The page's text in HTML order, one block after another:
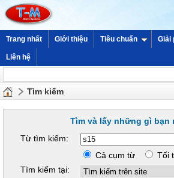
Trang nhất Giới thiệu Tiêu chuẩn Giải
Liên hệ
Tìm kiếm
Tìm và lấy những gì bạn
Từ tìm kiếm:
Cả cụm từ
Tối
Tìm kiếm tại: